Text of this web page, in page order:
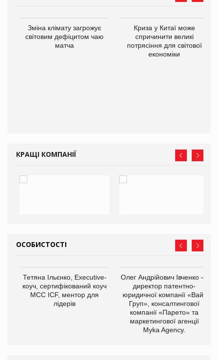
Зміна клімату загрожує
світовим дефіцитом чаю
матча
Криза у Китаї може
спричинити великі
потрясіння для світової
економіки
КРАЩІ КОМПАНІЇ
ОСОБИСТОСТІ
Тетяна Ільєнко, Executive-
коуч, сертифікований коуч
МСС ICF, ментор для
лідерів
Олег Андрійович Івченко —
директор патентно-
юридичної компанії «Вайз
Груп», консалтингової
компанії «Парето» та
маркетингової агенції
Myka Agency.